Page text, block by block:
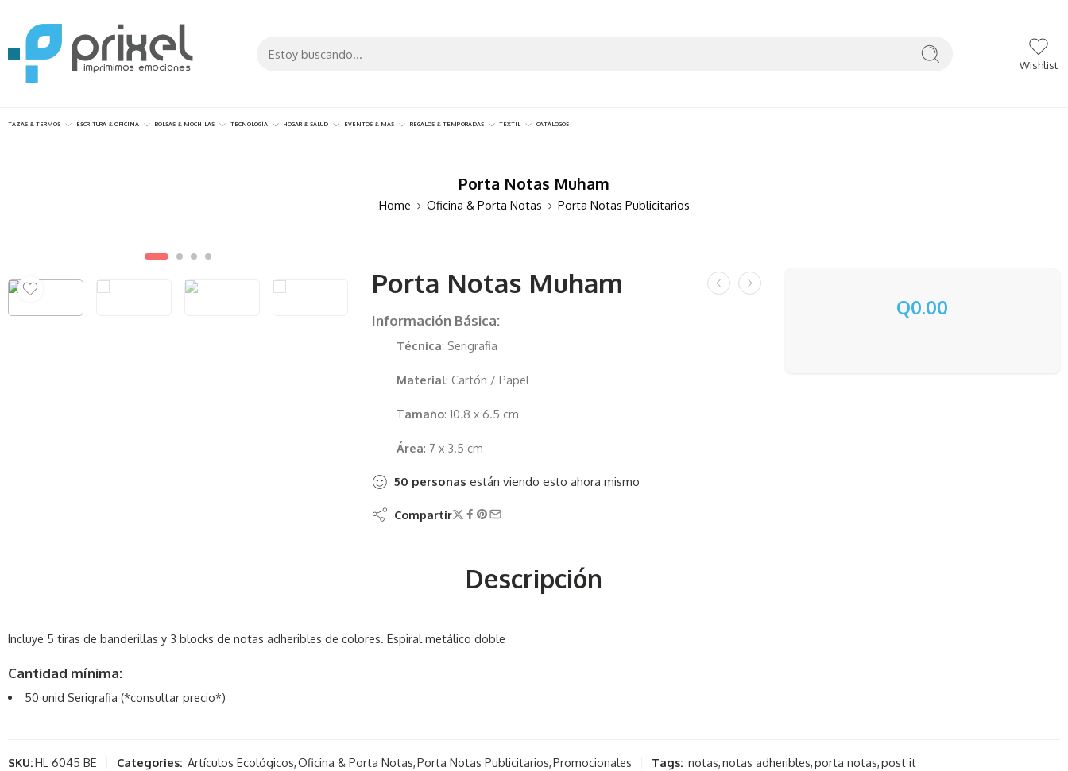
Wishlist
TAZAS & TERMOS ESCRITURA & OFICINA BOLSAS & MOCHILAS TECNOLOGÍA HOGAR & SALUD EVENTOS & MÁS REGALOS & TEMPORADAS TEXTIL CATÁLOGOS
Porta Notas Muham
Home Oficina & Porta Notas Porta Notas Publicitarios
Porta Notas Muham
Información Básica:
Técnica: Serigrafia
Material: Cartón / Papel
Tamaño: 10.8 x 6.5 cm
Área: 7 x 3.5 cm
50 personas están viendo esto ahora mismo
Compartir
Q0.00
Descripción
Incluye 5 tiras de banderillas y 3 blocks de notas adheribles de colores. Espiral metálico doble
Cantidad mínima:
50 unid Serigrafia (*consultar precio*)
SKU:HL 6045 BE Categories: Artículos Ecológicos,Oficina & Porta Notas,Porta Notas Publicitarios,Promocionales Tags: notas,notas adheribles,porta notas,post it